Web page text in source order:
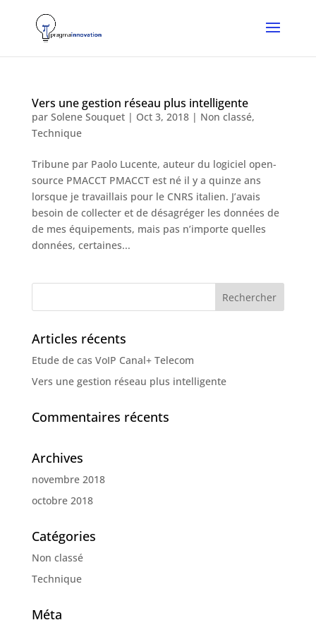
Vers une gestion réseau plus intelligente
par Solene Souquet| Oct 3, 2018| Non classé,
Technique
Tribune par Paolo Lucente, auteur du logiciel open-
source PMACCT PMACCT est né il y a quinze ans
lorsque je travaillais pour le CNRS italien. J’avais
besoin de collecter et de désagréger les données de
de mes équipements, mais pas n’importe quelles
données, certaines...
Articles récents
Etude de cas VoIP Canal+ Telecom
Vers une gestion réseau plus intelligente
Commentaires récents
Archives
novembre 2018
octobre 2018
Catégories
Non classé
Technique
Méta